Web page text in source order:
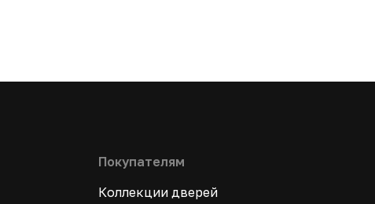
Покупателям
Коллекции дверей